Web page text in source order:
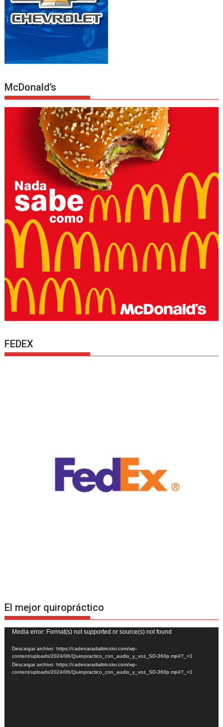
McDonald’s
FEDEX
El mejor quiropráctico
Reproductor
de
vídeo
Media error: Format(s) not supported or source(s) not found
Descargar archivo: https://cadenaradialtricolor.com/wp-
content/uploads/2024/06/Quiropractico_con_audio_y_voz_SD-360p.mp4?_=1
Descargar archivo: https://cadenaradialtricolor.com/wp-
content/uploads/2024/06/Quiropractico_con_audio_y_voz_SD-360p.mp4?_=1